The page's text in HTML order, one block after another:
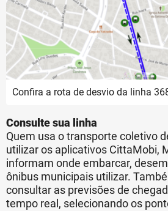
Confira a rota de desvio da linha
Consulte sua linha
Quem usa o transporte coletivo
utilizar os aplicativos CittaMobi,
informam onde embarcar,
ônibus municipais utilizar.
consultar as previsões de
tempo real, selecionando os